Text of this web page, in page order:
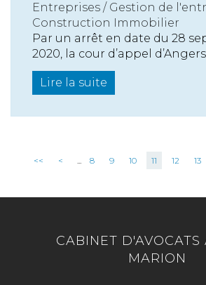
Entreprises / Gestion de
Construction Immobilier
Par un arrêt en date du 28
2020, la cour d’appel
Lire la suite
<< < ... 8 9 10 11 12 13
CABINET D'AVOCATS
MARION